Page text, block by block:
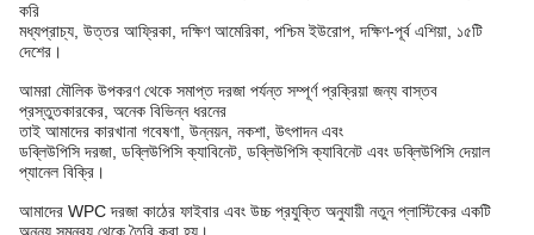
করি
মধ্যপ্রাচ্য, উত্তর আফ্রিকা, দক্ষিণ আমেরিকা, পশ্চিম ইউরোপ, দক্ষিণ-পূর্ব এশিয়া, ১৫টি
দেশের।
আমরা মৌলিক উপকরণ থেকে সমাপ্ত দরজা পর্যন্ত সম্পূর্ণ প্রক্রিয়া জন্য বাস্তব
প্রস্তুতকারকের, অনেক বিভিন্ন ধরনের
তাই আমাদের কারখানা গবেষণা, উন্নয়ন, নকশা, উৎপাদন এবং
ডব্লিউপিসি দরজা, ডব্লিউপিসি ক্যাবিনেট, ডব্লিউপিসি ক্যাবিনেট এবং ডব্লিউপিসি দেয়াল
প্যানেল বিক্রি।
আমাদের WPC দরজা কাঠের ফাইবার এবং উচ্চ প্রযুক্তি অনুযায়ী নতুন প্লাস্টিকের একটি